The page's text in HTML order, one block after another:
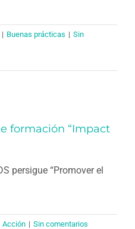
| Buenas prácticas | Sin
formación “Impact
persigue “Promover el
Acción | Sin comentarios